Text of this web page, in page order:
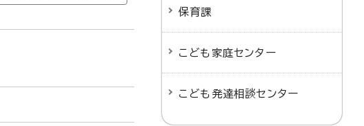
保育課
こども家庭センター
こども発達相談センター